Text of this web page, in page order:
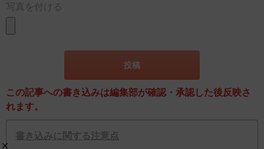
写真を付ける
この記事への書き込みは編集部が確認・承認した後反映さ
れます。
書き込みに関する注意点